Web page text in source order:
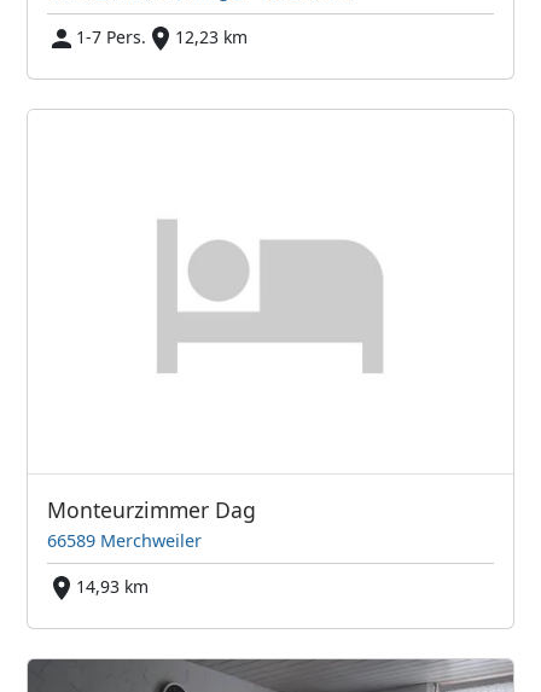
1-7 Pers.
12,23 km
Monteurzimmer Dag
66589 Merchweiler
14,93 km